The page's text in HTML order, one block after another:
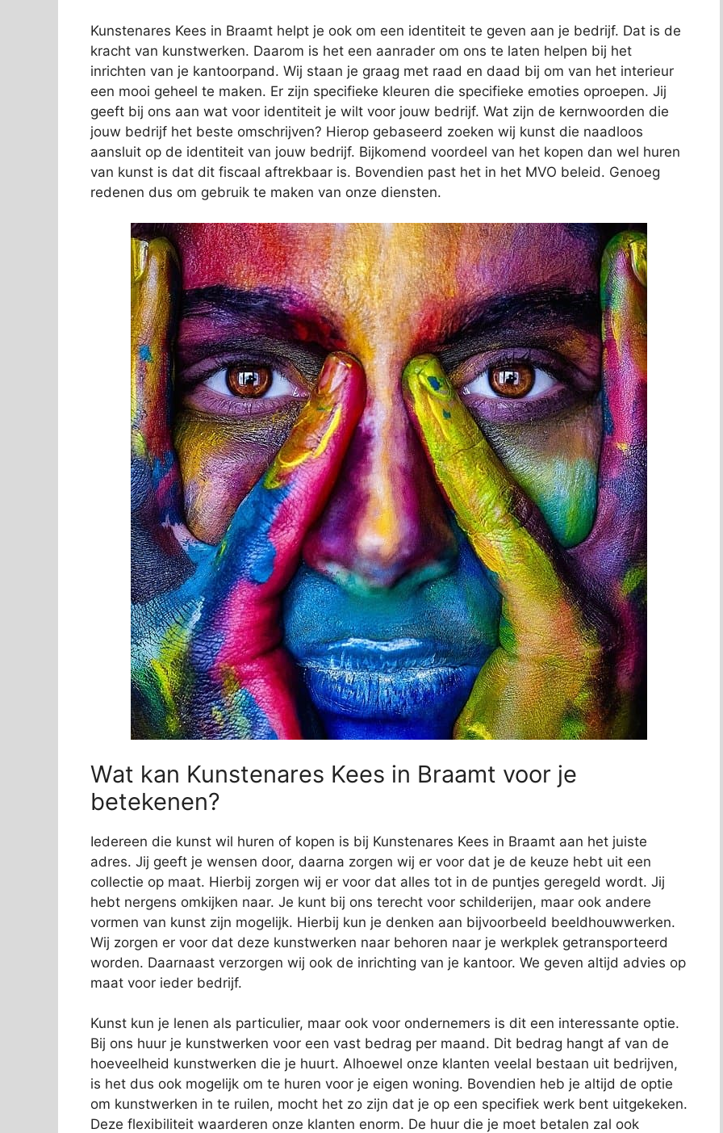
Kunstenares Kees in Braamt helpt je ook om een identiteit te geven aan je bedrijf. Dat is de
kracht van kunstwerken. Daarom is het een aanrader om ons te laten helpen bij het
inrichten van je kantoorpand. Wij staan je graag met raad en daad bij om van het interieur
een mooi geheel te maken. Er zijn specifieke kleuren die specifieke emoties oproepen. Jij
geeft bij ons aan wat voor identiteit je wilt voor jouw bedrijf. Wat zijn de kernwoorden die
jouw bedrijf het beste omschrijven? Hierop gebaseerd zoeken wij kunst die naadloos
aansluit op de identiteit van jouw bedrijf. Bijkomend voordeel van het kopen dan wel huren
van kunst is dat dit fiscaal aftrekbaar is. Bovendien past het in het MVO beleid. Genoeg
redenen dus om gebruik te maken van onze diensten.
Wat kan Kunstenares Kees in Braamt voor je
betekenen?
Iedereen die kunst wil huren of kopen is bij Kunstenares Kees in Braamt aan het juiste
adres. Jij geeft je wensen door, daarna zorgen wij er voor dat je de keuze hebt uit een
collectie op maat. Hierbij zorgen wij er voor dat alles tot in de puntjes geregeld wordt. Jij
hebt nergens omkijken naar. Je kunt bij ons terecht voor schilderijen, maar ook andere
vormen van kunst zijn mogelijk. Hierbij kun je denken aan bijvoorbeeld beeldhouwwerken.
Wij zorgen er voor dat deze kunstwerken naar behoren naar je werkplek getransporteerd
worden. Daarnaast verzorgen wij ook de inrichting van je kantoor. We geven altijd advies op
maat voor ieder bedrijf.
Kunst kun je lenen als particulier, maar ook voor ondernemers is dit een interessante optie.
Bij ons huur je kunstwerken voor een vast bedrag per maand. Dit bedrag hangt af van de
hoeveelheid kunstwerken die je huurt. Alhoewel onze klanten veelal bestaan uit bedrijven,
is het dus ook mogelijk om te huren voor je eigen woning. Bovendien heb je altijd de optie
om kunstwerken in te ruilen, mocht het zo zijn dat je op een specifiek werk bent uitgekeken.
Deze flexibiliteit waarderen onze klanten enorm. De huur die je moet betalen zal ook